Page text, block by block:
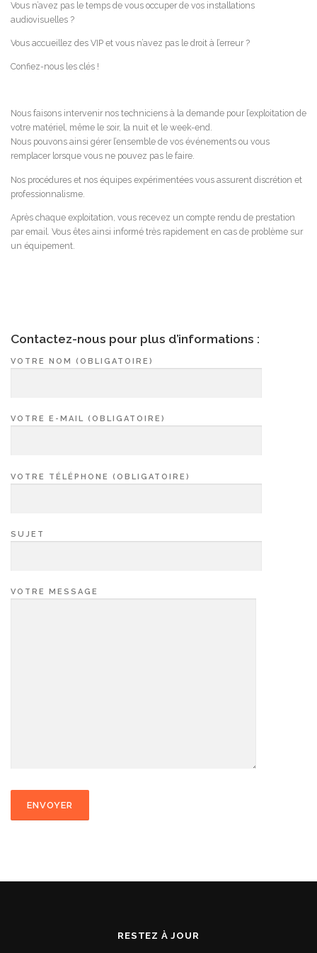
Vous n’avez pas le temps de vous occuper de vos installations
audiovisuelles ?
Vous accueillez des VIP et vous n’avez pas le droit à l’erreur ?
Confiez-nous les clés !
Nous faisons intervenir nos techniciens à la demande pour l’exploitation de
votre matériel, même le soir, la nuit et le week-end.
Nous pouvons ainsi gérer l’ensemble de vos événements ou vous
remplacer lorsque vous ne pouvez pas le faire.
Nos procédures et nos équipes expérimentées vous assurent discrétion et
professionnalisme.
Après chaque exploitation, vous recevez un compte rendu de prestation
par email. Vous êtes ainsi informé très rapidement en cas de problème sur
un équipement.
Contactez-nous pour plus d’informations :
VOTRE NOM (OBLIGATOIRE)
VOTRE E-MAIL (OBLIGATOIRE)
VOTRE TÉLÉPHONE (OBLIGATOIRE)
SUJET
VOTRE MESSAGE
RESTEZ À JOUR